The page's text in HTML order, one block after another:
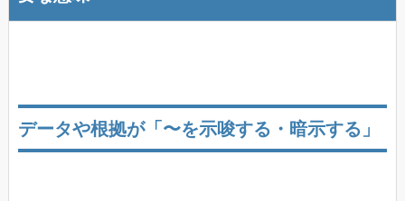
データや根拠が「〜を示唆する・暗示する」